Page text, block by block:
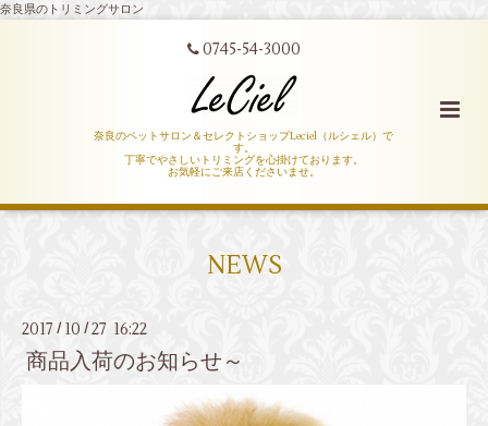
奈良県のトリミングサロン
0745-54-3000
奈良のペットサロン＆セレクトショップLeciel（ルシェル）で
す。
丁寧でやさしいトリミングを心掛けております。
お気軽にご来店くださいませ。
NEWS
2017 / 10 /27 16:22
商品入荷のお知らせ～